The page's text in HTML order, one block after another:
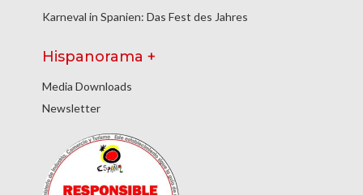
Karneval in Spanien: Das Fest des Jahres
Hispanorama +
Media Downloads
Newsletter